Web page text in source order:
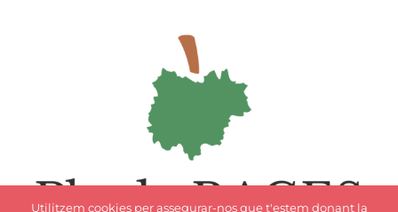
Utilitzem cookies per assegurar-nos que t'estem donant la